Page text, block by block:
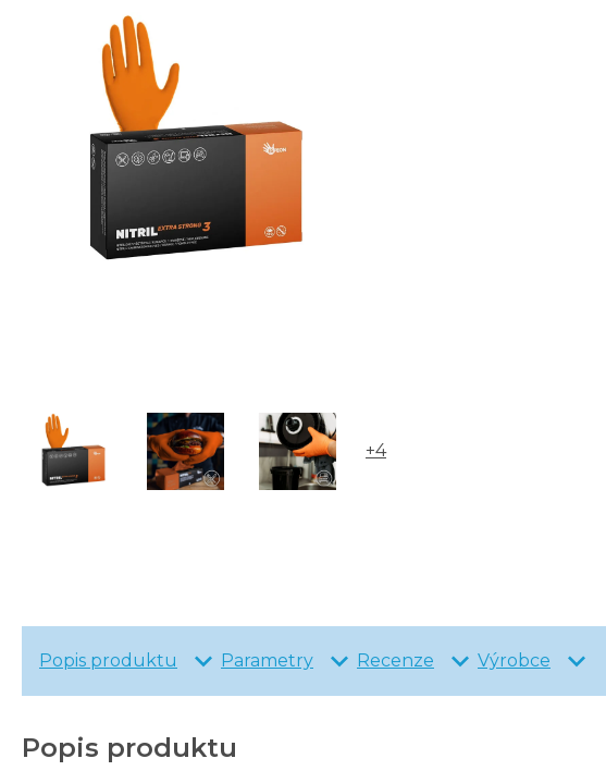
Rukavice jednorázové nepudrované NITRIL EXTRA STRONG3
Rukavice jednorázové nitrilové nepudrované IDEAL S, černé
+4
Popis produktu Parametry Recenze Výrobce
Popis produktu